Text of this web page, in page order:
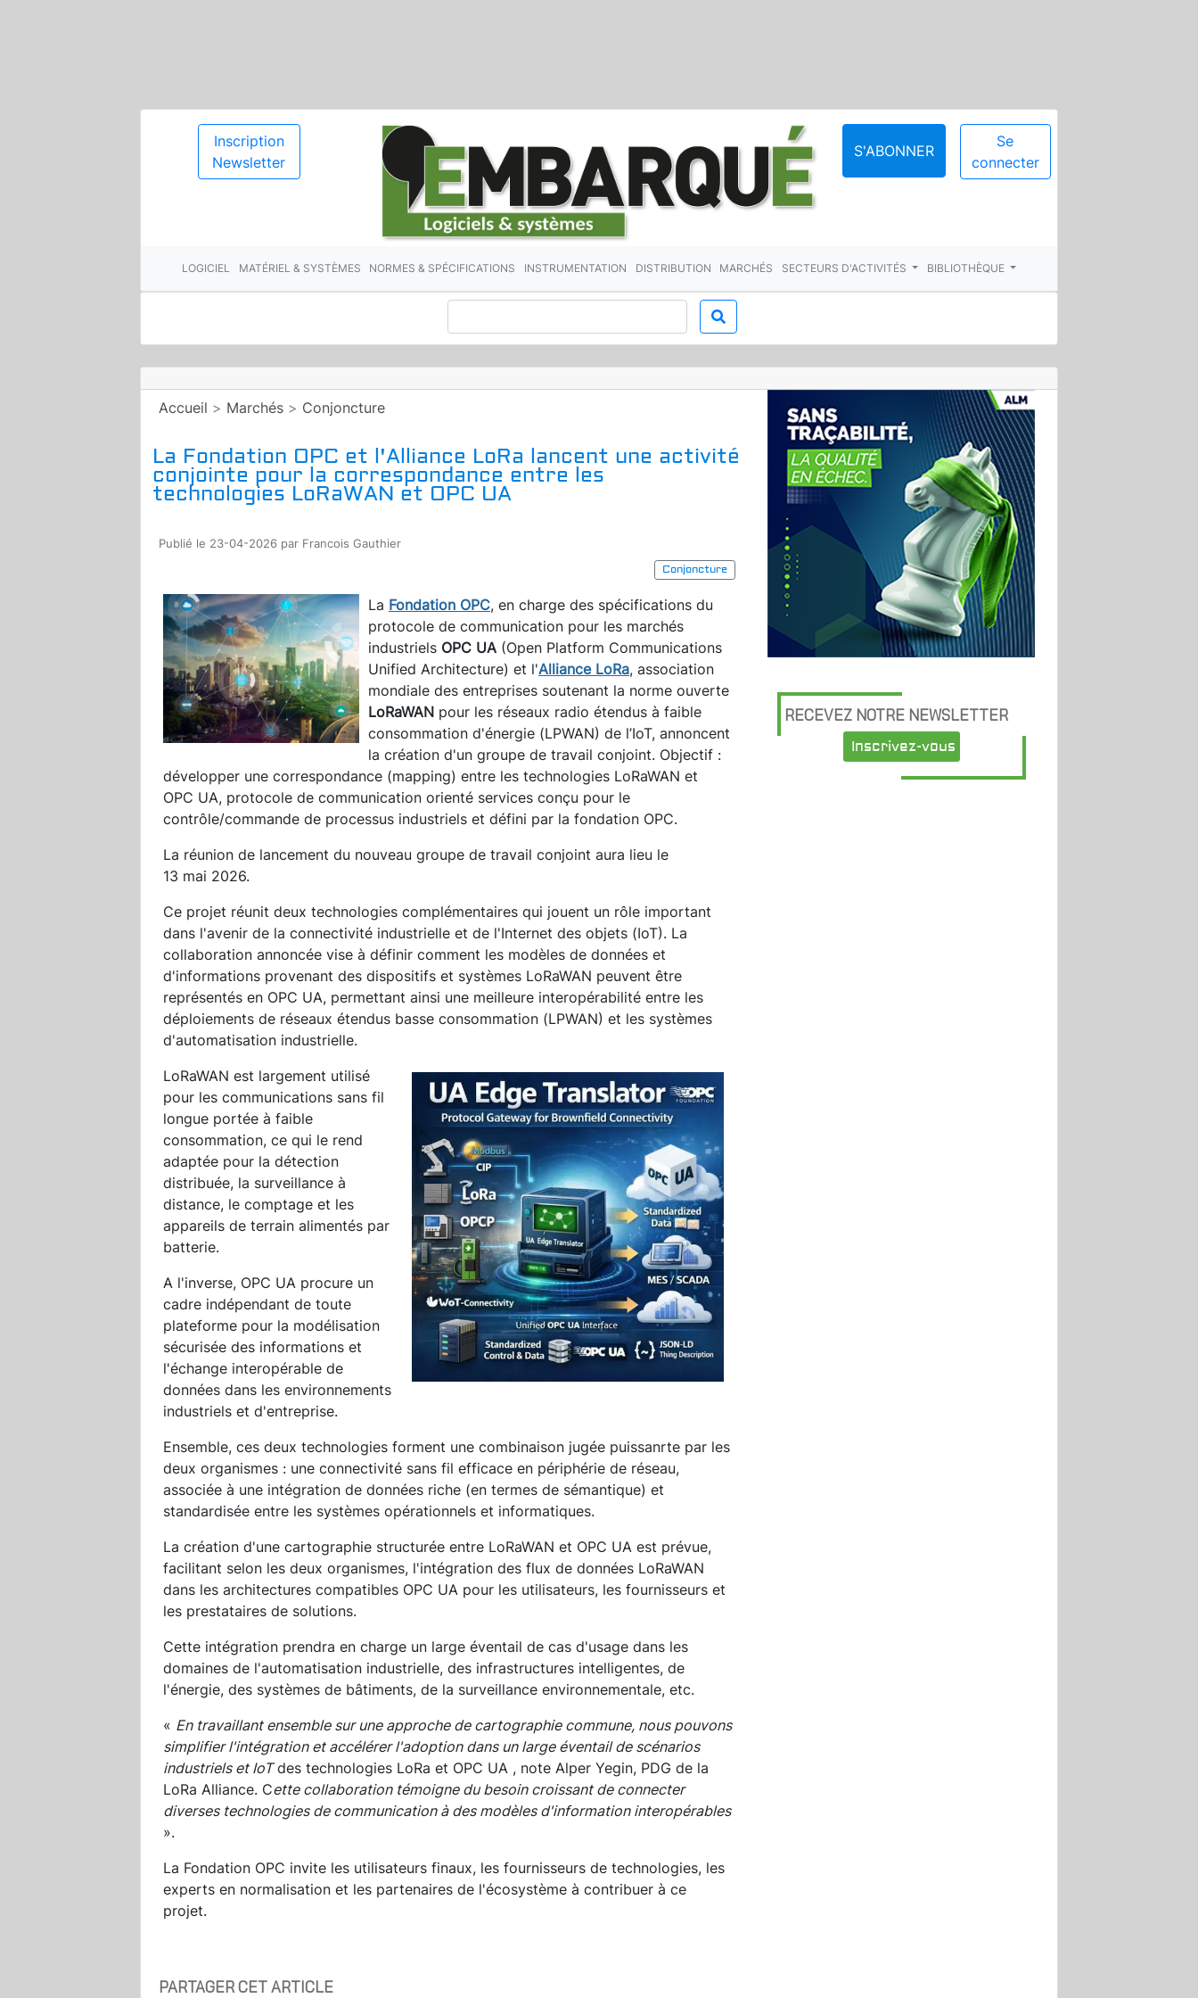
Inscription
Newsletter
S'ABONNER
Se
connecter
LOGICIEL MATÉRIEL & SYSTÈMES NORMES & SPÉCIFICATIONS INSTRUMENTATION DISTRIBUTION MARCHÉS SECTEURS D'ACTIVITÉS BIBLIOTHÈQUE
Accueil > Marchés > Conjoncture
La Fondation OPC et l'Alliance LoRa lancent une activité
conjointe pour la correspondance entre les
technologies LoRaWAN et OPC UA
Publié le 23-04-2026 par Francois Gauthier
Conjoncture
La Fondation OPC, en charge des spécifications du
protocole de communication pour les marchés
industriels OPC UA (Open Platform Communications
Unified Architecture) et l'Alliance LoRa, association
mondiale des entreprises soutenant la norme ouverte
LoRaWAN pour les réseaux radio étendus à faible
consommation d'énergie (LPWAN) de l’IoT, annoncent
la création d'un groupe de travail conjoint. Objectif :
développer une correspondance (mapping) entre les technologies LoRaWAN et
OPC UA, protocole de communication orienté services conçu pour le
contrôle/commande de processus industriels et défini par la fondation OPC.
La réunion de lancement du nouveau groupe de travail conjoint aura lieu le
13 mai 2026.
Ce projet réunit deux technologies complémentaires qui jouent un rôle important
dans l'avenir de la connectivité industrielle et de l'Internet des objets (IoT). La
collaboration annoncée vise à définir comment les modèles de données et
d'informations provenant des dispositifs et systèmes LoRaWAN peuvent être
représentés en OPC UA, permettant ainsi une meilleure interopérabilité entre les
déploiements de réseaux étendus basse consommation (LPWAN) et les systèmes
d'automatisation industrielle.
LoRaWAN est largement utilisé
pour les communications sans fil
longue portée à faible
consommation, ce qui le rend
adaptée pour la détection
distribuée, la surveillance à
distance, le comptage et les
appareils de terrain alimentés par
batterie.
A l'inverse, OPC UA procure un
cadre indépendant de toute
plateforme pour la modélisation
sécurisée des informations et
l'échange interopérable de
données dans les environnements
industriels et d'entreprise.
Ensemble, ces deux technologies forment une combinaison jugée puissanrte par les
deux organismes : une connectivité sans fil efficace en périphérie de réseau,
associée à une intégration de données riche (en termes de sémantique) et
standardisée entre les systèmes opérationnels et informatiques.
La création d'une cartographie structurée entre LoRaWAN et OPC UA est prévue,
facilitant selon les deux organismes, l'intégration des flux de données LoRaWAN
dans les architectures compatibles OPC UA pour les utilisateurs, les fournisseurs et
les prestataires de solutions.
Cette intégration prendra en charge un large éventail de cas d'usage dans les
domaines de l'automatisation industrielle, des infrastructures intelligentes, de
l'énergie, des systèmes de bâtiments, de la surveillance environnementale, etc.
« En travaillant ensemble sur une approche de cartographie commune, nous pouvons
simplifier l'intégration et accélérer l'adoption dans un large éventail de scénarios
industriels et IoTdes technologies LoRa et OPC UA , note Alper Yegin, PDG de la
LoRa Alliance. Cette collaboration témoigne du besoin croissant de connecter
diverses technologies de communication à des modèles d'information interopérables
».
La Fondation OPC invite les utilisateurs finaux, les fournisseurs de technologies, les
experts en normalisation et les partenaires de l'écosystème à contribuer à ce
projet.
PARTAGER CET ARTICLE
RECEVEZ NOTRE NEWSLETTER
Inscrivez-vous